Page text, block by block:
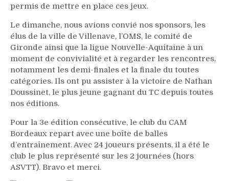
permis de mettre en place ces jeux.
Le dimanche, nous avions convié nos sponsors, les
élus de la ville de Villenave, l’OMS, le comité de
Gironde ainsi que la ligue Nouvelle-Aquitaine à un
moment de convivialité et à regarder les rencontres,
notamment les demi-finales et la finale du toutes
catégories. Ils ont pu assister à la victoire de Nathan
Doussinet, le plus jeune gagnant du TC depuis toutes
nos éditions.
Pour la 3e édition consécutive, le club du CAM
Bordeaux repart avec une boîte de balles
d’entraînement. Avec 24 joueurs présents, il a été le
club le plus représenté sur les 2 journées (hors
ASVTT). Bravo et merci.